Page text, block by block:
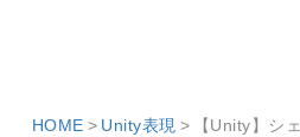
HOME Unity表現 【Unity】シ